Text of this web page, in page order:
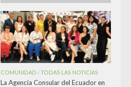
COMUNIDAD /TODAS LAS NOTICIAS
La Agencia Consular del Ecuador en